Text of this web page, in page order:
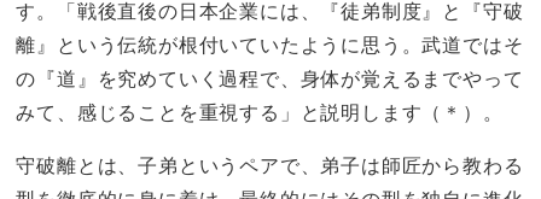
す。「戦後直後の日本企業には、『徒弟制度』と『守破
離』という伝統が根付いていたように思う。武道ではそ
の『道』を究めていく過程で、身体が覚えるまでやって
みて、感じることを重視する」と説明します（＊）。
守破離とは、子弟というペアで、弟子は師匠から教わる